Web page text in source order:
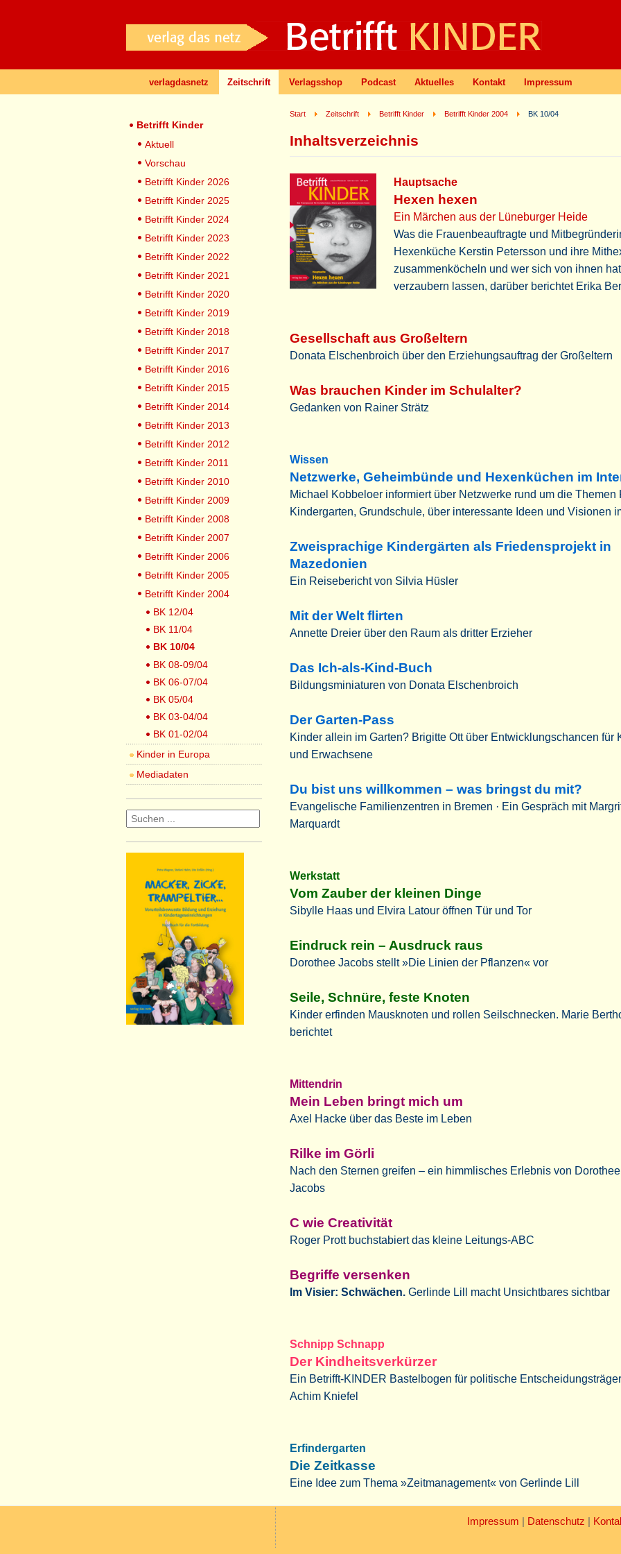
verlagdasnetz Zeitschrift Verlagsshop Podcast Aktuelles Kontakt Impressum
Start Zeitschrift Betrifft Kinder Betrifft Kinder 2004 BK 10/04
Inhaltsverzeichnis
Hauptsache
Hexen hexen
Ein Märchen aus der Lüneburger Heide
Was die Frauenbeauftragte und
Hexenküche Kerstin Petersson und ihre
zusammenköcheln und wer sich von ihnen hat
verzaubern lassen, darüber berichtet Erika
Gesellschaft aus Großeltern
Donata Elschenbroich über den Erziehungsauftrag der Großeltern
Was brauchen Kinder im Schulalter?
Gedanken von Rainer Strätz
Wissen
Netzwerke, Geheimbünde und Hexenküchen im
Michael Kobbeloer informiert über Netzwerke rund um die Themen
Kindergarten, Grundschule, über interessante Ideen und Visionen
Zweisprachige Kindergärten als Friedensprojekt in
Mazedonien
Ein Reisebericht von Silvia Hüsler
Mit der Welt flirten
Annette Dreier über den Raum als dritter Erzieher
Das Ich-als-Kind-Buch
Bildungsminiaturen von Donata Elschenbroich
Der Garten-Pass
Kinder allein im Garten? Brigitte Ott über Entwicklungschancen für
und Erwachsene
Du bist uns willkommen – was bringst du mit?
Evangelische Familienzentren in Bremen · Ein Gespräch mit
Marquardt
Werkstatt
Vom Zauber der kleinen Dinge
Sibylle Haas und Elvira Latour öffnen Tür und Tor
Eindruck rein – Ausdruck raus
Dorothee Jacobs stellt »Die Linien der Pflanzen« vor
Seile, Schnüre, feste Knoten
Kinder erfinden Mausknoten und rollen Seilschnecken. Marie
berichtet
Mittendrin
Mein Leben bringt mich um
Axel Hacke über das Beste im Leben
Rilke im Görli
Nach den Sternen greifen – ein himmlisches Erlebnis von Dorothee
Jacobs
C wie Creativität
Roger Prott buchstabiert das kleine Leitungs-ABC
Begriffe versenken
Im Visier: Schwächen. Gerlinde Lill macht Unsichtbares sichtbar
Schnipp Schnapp
Der Kindheitsverkürzer
Ein Betrifft-KINDER Bastelbogen für politische
Achim Kniefel
Erfindergarten
Die Zeitkasse
Eine Idee zum Thema »Zeitmanagement« von Gerlinde Lill
Betrifft Kinder
Aktuell
Vorschau
Betrifft Kinder 2026
Betrifft Kinder 2025
Betrifft Kinder 2024
Betrifft Kinder 2023
Betrifft Kinder 2022
Betrifft Kinder 2021
Betrifft Kinder 2020
Betrifft Kinder 2019
Betrifft Kinder 2018
Betrifft Kinder 2017
Betrifft Kinder 2016
Betrifft Kinder 2015
Betrifft Kinder 2014
Betrifft Kinder 2013
Betrifft Kinder 2012
Betrifft Kinder 2011
Betrifft Kinder 2010
Betrifft Kinder 2009
Betrifft Kinder 2008
Betrifft Kinder 2007
Betrifft Kinder 2006
Betrifft Kinder 2005
Betrifft Kinder 2004
BK 12/04
BK 11/04
BK 10/04
BK 08-09/04
BK 06-07/04
BK 05/04
BK 03-04/04
BK 01-02/04
Kinder in Europa
Mediadaten
Impressum Datenschutz